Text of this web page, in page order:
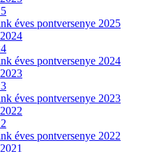
éves pontversenye 2025
éves pontversenye 2024
éves pontversenye 2023
éves pontversenye 2022